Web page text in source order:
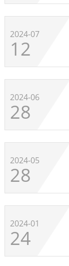
2024-07
12
2024-06
28
2024-05
28
2024-01
24